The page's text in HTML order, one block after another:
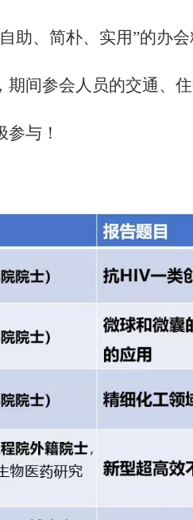
助、简朴、实用”的办
间参会人员的交通、
参与 ！